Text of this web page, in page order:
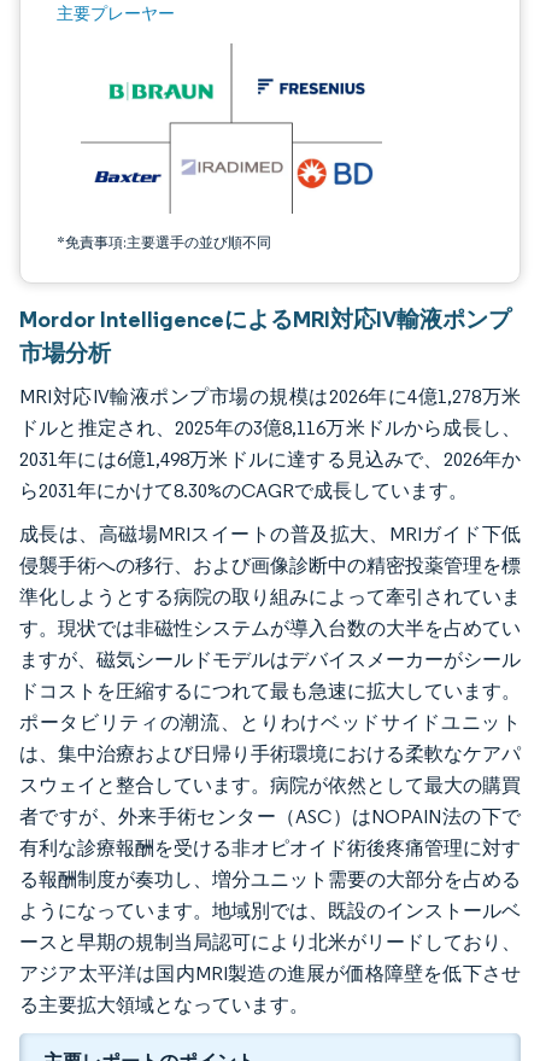
主要プレーヤー
*免責事項:主要選手の並び順不同
画像 © Mordor Intelligence。再利用にはCC BY 4.0の表示が必要です。
Mordor IntelligenceによるMRI対応IV輸液ポンプ
市場分析
MRI対応IV輸液ポンプ市場の規模は2026年に4億1,278万米
ドルと推定され、2025年の3億8,116万米ドルから成長し、
2031年には6億1,498万米ドルに達する見込みで、2026年か
ら2031年にかけて8.30%のCAGRで成長しています。
成長は、高磁場MRIスイートの普及拡大、MRIガイド下低
侵襲手術への移行、および画像診断中の精密投薬管理を標
準化しようとする病院の取り組みによって牽引されていま
す。現状では非磁性システムが導入台数の大半を占めてい
ますが、磁気シールドモデルはデバイスメーカーがシール
ドコストを圧縮するにつれて最も急速に拡大しています。
ポータビリティの潮流、とりわけベッドサイドユニット
は、集中治療および日帰り手術環境における柔軟なケアパ
スウェイと整合しています。病院が依然として最大の購買
者ですが、外来手術センター（ASC）はNOPAIN法の下で
有利な診療報酬を受ける非オピオイド術後疼痛管理に対す
る報酬制度が奏功し、増分ユニット需要の大部分を占める
ようになっています。地域別では、既設のインストールベ
ースと早期の規制当局認可により北米がリードしており、
アジア太平洋は国内MRI製造の進展が価格障壁を低下させ
る主要拡大領域となっています。